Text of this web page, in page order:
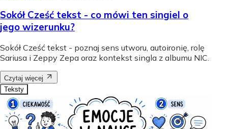
Sokół Cześć tekst - co mówi ten singiel o
jego wizerunku?
Sokół Cześć tekst - poznaj sens utworu, autoironię, rolę
Sariusa i Zeppy Zepa oraz kontekst singla z albumu NIC.
Czytaj więcej
Teksty